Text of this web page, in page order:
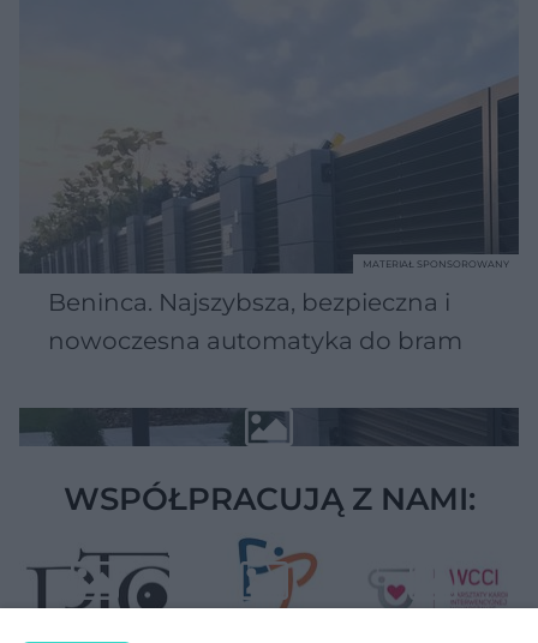
Beninca. Najszybsza, bezpieczna i
nowoczesna automatyka do bram
MATERIAŁ SPONSOROWANY
WSPÓŁPRACUJĄ Z NAMI: